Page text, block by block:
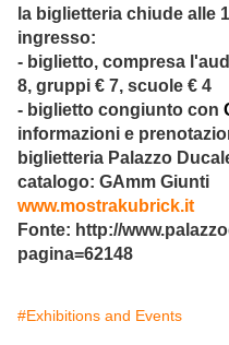
la biglietteria chiude alle
ingresso:
- biglietto, compresa
8, gruppi € 7, scuole € 4
- biglietto congiunto con
informazioni e
biglietteria Palazzo
catalogo: GAmm Giunti
www.mostrakubrick.it
Fonte: http://
pagina=62148
#Exhibitions and Events